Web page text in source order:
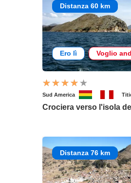
Distanza 60 km
Ero lì Voglio
Sud America
Crociera verso l'isola
Distanza 76 km